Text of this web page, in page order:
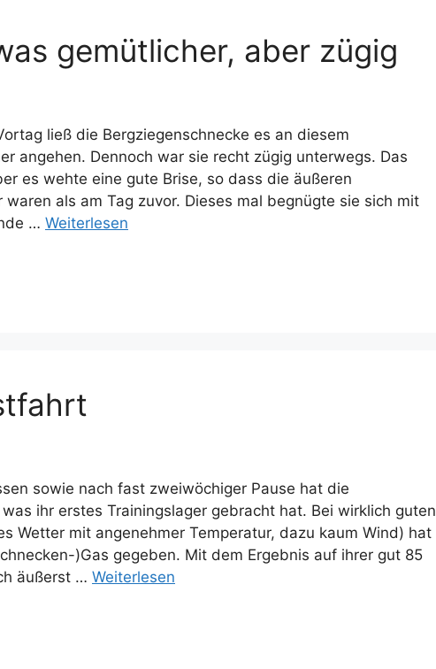
gemütlicher, aber zügig
ließ die Bergziegenschnecke es an diesem
angehen. Dennoch war sie recht zügig unterwegs. Das
es wehte eine gute Brise, so dass die äußeren
als am Tag zuvor. Dieses mal begnügte sie sich mit
… Weiterlesen
sowie nach fast zweiwöchiger Pause hat die
ihr erstes Trainingslager gebracht hat. Bei wirklich guten
Wetter mit angenehmer Temperatur, dazu kaum Wind) hat
)Gas gegeben. Mit dem Ergebnis auf ihrer gut 85
äußerst … Weiterlesen